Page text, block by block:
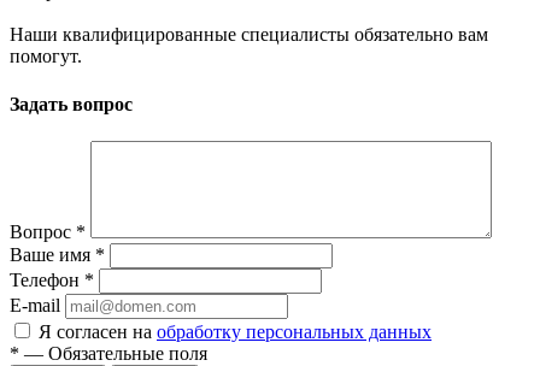
Наши квалифицированные специалисты обязательно вам
помогут.
Задать вопрос
Вопрос *
Ваше имя *
Телефон *
E-mail
Я согласен на обработку персональных данных
* — Обязательные поля